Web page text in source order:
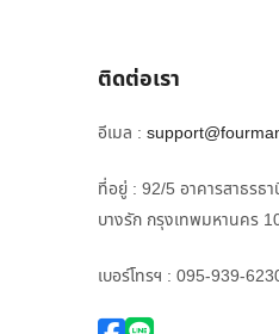
ติดต่อเรา
อีเมล :
ที่อยู่ : 92/5 อาคารสาธรธ
บางรัก กรุงเทพมหานคร
เบอร์โทรฯ : 095-939-